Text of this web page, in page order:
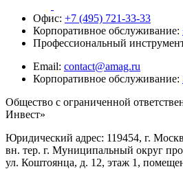
Офис: +7 (495) 721-33-33
Корпоративное обслуживание:
Профессиональный
Email: contact@amag.ru
Корпоративное обслуживание:
Общество с ограниченной
Инвест»
Юридический адрес: 119454, г.
вн. тер. г. Муниципальный округ
ул. Коштоянца, д. 12, этаж 1,